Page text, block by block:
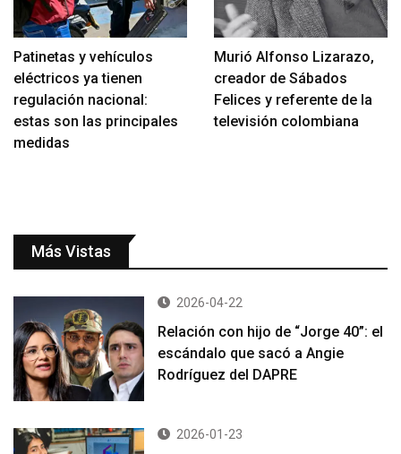
Patinetas y vehículos
eléctricos ya tienen
regulación nacional:
estas son las principales
medidas
Murió Alfonso Lizarazo,
creador de Sábados
Felices y referente de la
televisión colombiana
Más Vistas
2026-04-22
Relación con hijo de “Jorge 40”: el
escándalo que sacó a Angie
Rodríguez del DAPRE
2026-01-23